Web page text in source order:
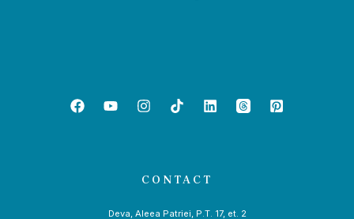
CONTACT
Deva, Aleea Patriei, P.T. 17, et. 2